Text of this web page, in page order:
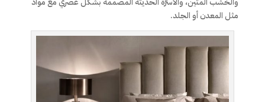
مثل المعدن أو الجلد.